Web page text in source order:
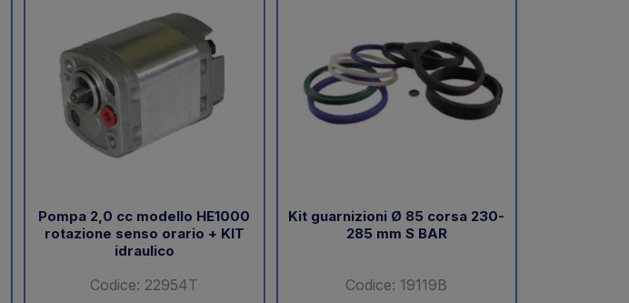
Pompa 2,0 cc modello HE1000
rotazione senso orario + KIT
idraulico
Codice: 22954T
Kit guarnizioni Ø 85 corsa 230-
285 mm S BAR
Codice: 19119B